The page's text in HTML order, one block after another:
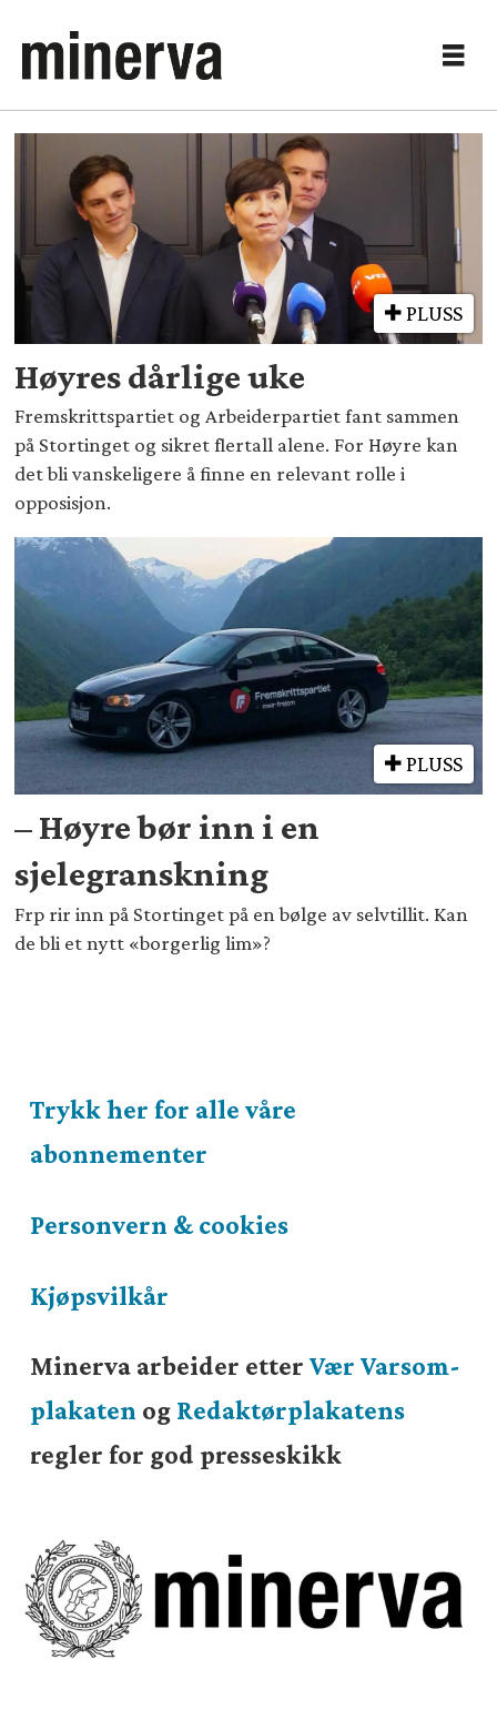
Tag:
opposisjon
PLUSS
Høyres dårlige uke
Fremskrittspartiet og Arbeiderpartiet fant sammen
på Stortinget og sikret flertall alene. For Høyre kan
det bli vanskeligere å finne en relevant rolle i
opposisjon.
PLUSS
– Høyre bør inn i en
sjelegranskning
Frp rir inn på Stortinget på en bølge av selvtillit. Kan
de bli et nytt «borgerlig lim»?
Trykk her for alle våre
abonnementer
Personvern & cookies
Kjøpsvilkår
Minerva arbeider etterVær Varsom-
plakaten og Redaktørplakatens
regler for god presseskikk